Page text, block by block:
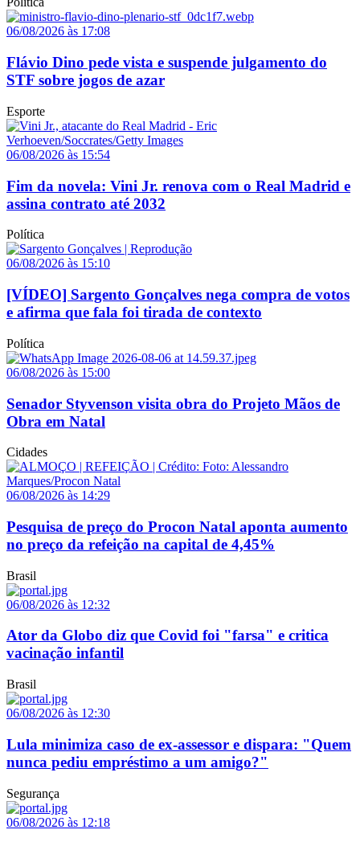
06/08/2026 às 17:08
Flávio Dino pede vista e suspende julgamento do
STF sobre jogos de azar
Esporte
06/08/2026 às 15:54
Fim da novela: Vini Jr. renova com o Real Madrid e
assina contrato até 2032
Política
06/08/2026 às 15:10
[VÍDEO] Sargento Gonçalves nega compra de votos
e afirma que fala foi tirada de contexto
Política
06/08/2026 às 15:00
Senador Styvenson visita obra do Projeto Mãos de
Obra em Natal
Cidades
06/08/2026 às 14:29
Pesquisa de preço do Procon Natal aponta aumento
no preço da refeição na capital de 4,45%
Brasil
06/08/2026 às 12:32
Ator da Globo diz que Covid foi "farsa" e critica
vacinação infantil
Brasil
06/08/2026 às 12:30
Lula minimiza caso de ex-assessor e dispara: "Quem
nunca pediu empréstimo a um amigo?"
Segurança
06/08/2026 às 12:18